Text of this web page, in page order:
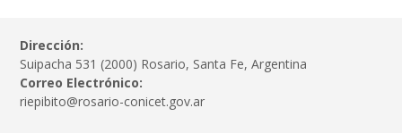
Dirección:
Suipacha 531 (2000) Rosario, Santa Fe, Argentina
Correo Electrónico:
riepibito@rosario-conicet.gov.ar